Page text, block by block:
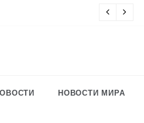
НОВОСТИ МИРА